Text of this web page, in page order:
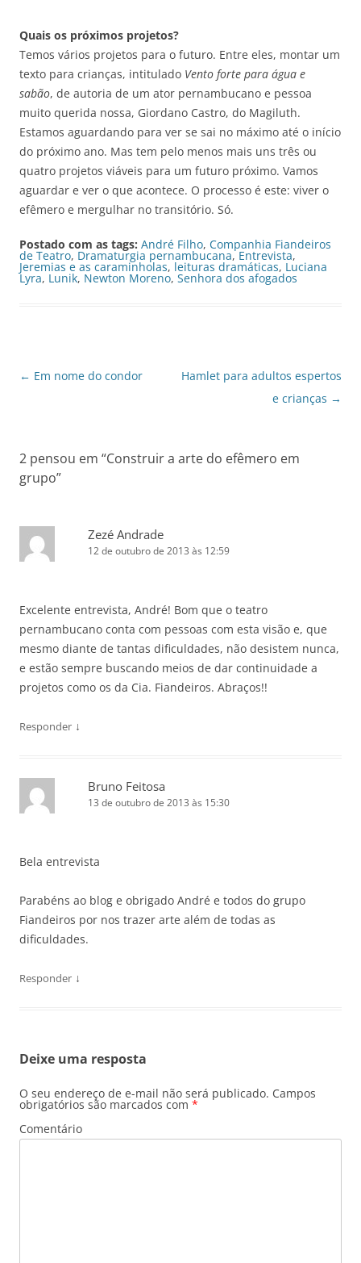
Quais os próximos projetos?
Temos vários projetos para o futuro. Entre eles, montar um
texto para crianças, intitulado Vento forte para água e
sabão, de autoria de um ator pernambucano e pessoa
muito querida nossa, Giordano Castro, do Magiluth.
Estamos aguardando para ver se sai no máximo até o início
do próximo ano. Mas tem pelo menos mais uns três ou
quatro projetos viáveis para um futuro próximo. Vamos
aguardar e ver o que acontece. O processo é este: viver o
efêmero e mergulhar no transitório. Só.
Postado com as tags: André Filho, Companhia Fiandeiros
de Teatro, Dramaturgia pernambucana, Entrevista,
Jeremias e as caraminholas, leituras dramáticas, Luciana
Lyra, Lunik, Newton Moreno, Senhora dos afogados
Navegação
← Em nome do condor
Hamlet para adultos espertos
e crianças →
2 pensou em “Construir a arte do efêmero em
grupo”
Zezé Andrade
12 de outubro de 2013 às 12:59
Excelente entrevista, André! Bom que o teatro
pernambucano conta com pessoas com esta visão e, que
mesmo diante de tantas dificuldades, não desistem nunca,
e estão sempre buscando meios de dar continuidade a
projetos como os da Cia. Fiandeiros. Abraços!!
Responder ↓
Bruno Feitosa
13 de outubro de 2013 às 15:30
Bela entrevista
Parabéns ao blog e obrigado André e todos do grupo
Fiandeiros por nos trazer arte além de todas as
dificuldades.
Responder ↓
Deixe uma resposta
O seu endereço de e-mail não será publicado. Campos
obrigatórios são marcados com *
Comentário